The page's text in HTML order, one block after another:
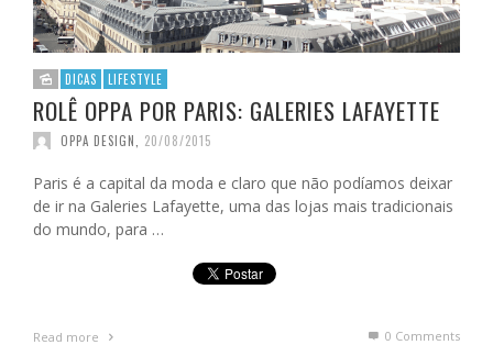
DICAS LIFESTYLE
ROLÊ OPPA POR PARIS: GALERIES LAFAYETTE
OPPA DESIGN 20/08/2015
Paris é a capital da moda e claro que não podíamos deixar
de ir na Galeries Lafayette, uma das lojas mais tradicionais
do mundo, para …
Read more 0 Comments